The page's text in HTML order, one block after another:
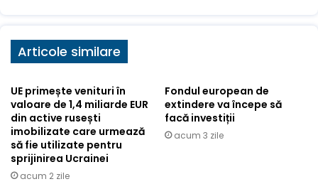
Articole similare
UE primește venituri în
valoare de 1,4 miliarde EUR
din active rusești
imobilizate care urmează
să fie utilizate pentru
sprijinirea Ucrainei
acum 2 zile
Fondul european de
extindere va începe să
facă investiții
acum 3 zile